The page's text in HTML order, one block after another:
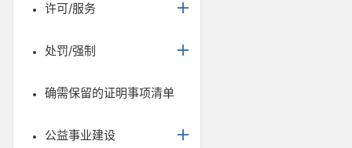
许可/服务
处罚/强制
确需保留的证明事项清单
公益事业建设